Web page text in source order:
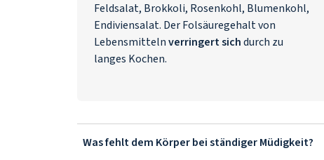
Feldsalat, Brokkoli, Rosenkohl, Blumenkohl,
Endiviensalat. Der Folsäuregehalt von
Lebensmittelnverringert sichdurch zu
langes Kochen.
Was fehlt dem Körper bei ständiger Müdigkeit?